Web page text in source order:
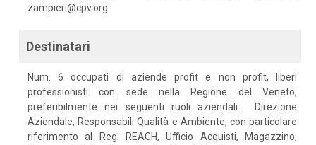
zampieri@cpv.org
Destinatari
Num. 6 occupati di aziende profit e non profit, liberi
professionisti con sede nella Regione del Veneto,
preferibilmente nei seguenti ruoli aziendali: Direzione
Aziendale, Responsabili Qualità e Ambiente, con particolare
riferimento al Reg. REACH, Ufficio Acquisti, Magazzino,